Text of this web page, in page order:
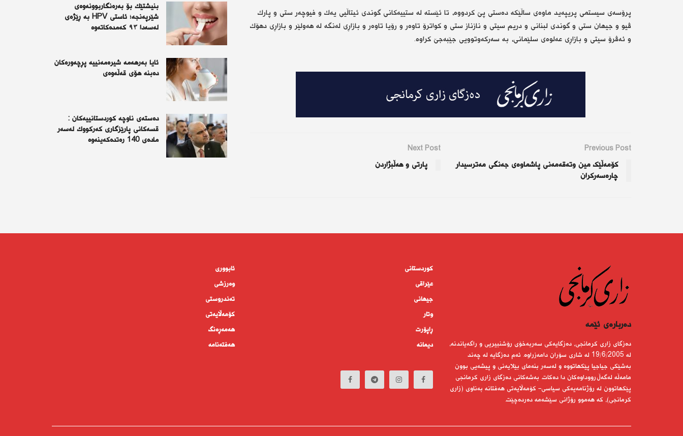
پرۆسەی سیستمی پریپەید ماوەی ساڵێكە دەستی پێ كردووە، تا ئێستە لە ستییەكانی گوندی ئیتاڵیی یەك و فیوچەر ستی و پارك
ڤیو و جیهان ستی و گوندی لبنانی و دریم سیتی و نازناز ستی و كواترۆ تاوەر و رۆیا تاوەر و بازاڕی لەنگە لە هەولێر و بازاڕی دهۆك
و ئەڤرۆ سیتی و بازاڕی عەلوەی سلێمانی، بە سەركەوتوویی جێبەجێ كراوە.
Previous Post
کۆمەڵێک مین وتەقەمەنی پاشماوەی جەنگی مەترسیدار
چارەسەرکران
Next Post
پارتی و هەڵبژاردن
بنیشتێك بۆ بەرەنگاربوونەوەی
شێرپەنجە؛ ئاستی HPV بە ڕێژەی
لەسەدا ٩٣ كەمدەكاتەوە
ئايا به‌رهه‌مه‌ شيره‌مه‌نييه‌ پڕچه‌وره‌كان
ده‌بنه‌ هۆى قه‌ڵه‌وه‌ى
دەستەی ناوچە كوردستانییەكان :
قسەكانی پارێزگاری كەركووك لەسەر
مادەی 140 رەتدەكەینەوە
دەربارەى ئێمە
دەزگای زاری كرمانجی، دەزگایەكی سەربەخۆی رۆشنبیریی و راگەیاندنە،
لە 19/6/2005 لە شاری سۆران دامەزراوە. ئەم دەزگایە لە چەند
بەشێكی جیاجیا پێكهاتووە و لەسەر بنەمای بێلایەنی و پیشەیی بوون
مامەڵە لەگەڵ رووداوەكان دا دەكات. بەشەكانی دەزگای زاری كرمانجی
پێكهاتوون لە رۆژنامەیەكی سیاسی- كۆمەڵایەتی هەفتانە بەناوی (زاری
كرمانجی)، كە هەموو رۆژانی سێشەمە دەردەچێت.
کوردستانى
عێراقی
جیهانى
وتار
ڕاپۆرت
دیمانە
ئابوورى
وەرزشی
تەندروستى
كۆمه‌ڵايه‌تى
هەمەڕەنگ
هەفتەنامە